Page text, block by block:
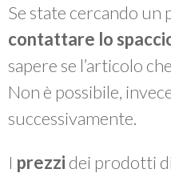
Se state cercando
contattare lo
sapere se l’articolo
Non è possibile,
successivamente.
I prezzi dei prodotti